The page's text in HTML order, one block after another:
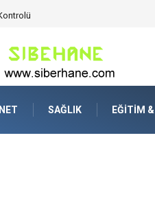
SAĞLIK EĞITIM